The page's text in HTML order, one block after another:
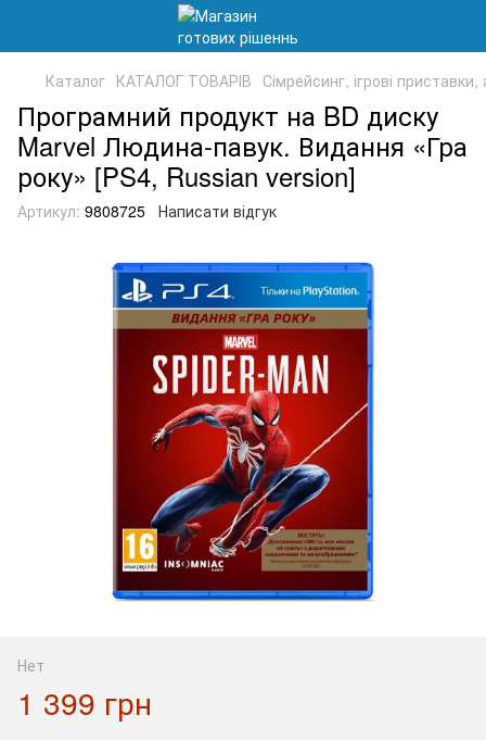
Каталог КАТАЛОГ ТОВАРІВ Сімрейсинг, ігрові
Програмний продукт на BD диску
Marvel Людина-павук. Видання «Гра
року» [PS4, Russian version]
Артикул: 9808725 Написати відгук
Нет
1 399 грн